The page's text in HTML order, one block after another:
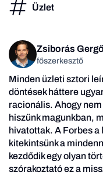
Üzlet
Zsiborás Gergő
főszerkesztő
Minden üzleti sztori
döntések háttere
racionális. Ahogy
hiszünk magunkban,
hivatottak. A Forbes
kitekintsünk a
kezdődik egy olyan
szórakoztató ez a